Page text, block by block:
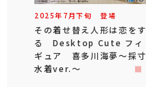
2025年 7 月下旬 登場
その着せ替え人形は恋をす
る Desktop Cute フィ
ギュア 喜多川海夢～採寸
水着ver.～